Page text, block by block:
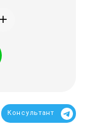
Консультант